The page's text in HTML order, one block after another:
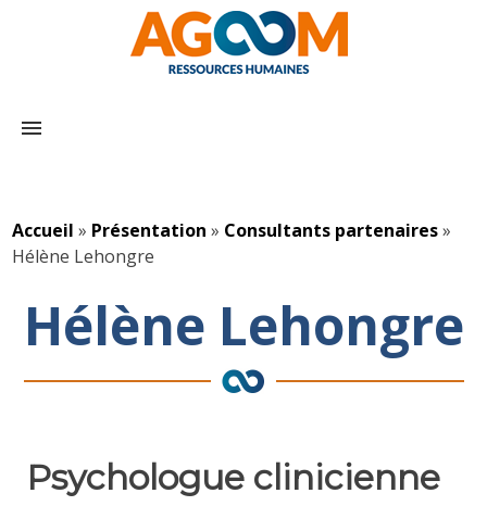
menu
Accueil » Présentation » Consultants partenaires»
Hélène Lehongre
Hélène Lehongre
Psychologue clinicienne